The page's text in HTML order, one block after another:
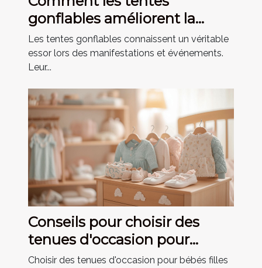
gonflables améliorent la
visibilité lors des événements
Les tentes gonflables connaissent un véritable
essor lors des manifestations et événements.
Leur...
Conseils pour choisir des
tenues d'occasion pour
bébés filles
Choisir des tenues d'occasion pour bébés filles